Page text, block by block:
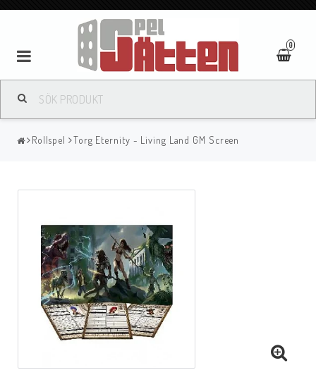
0
Rollspel Torg Eternity - Living Land GM Screen